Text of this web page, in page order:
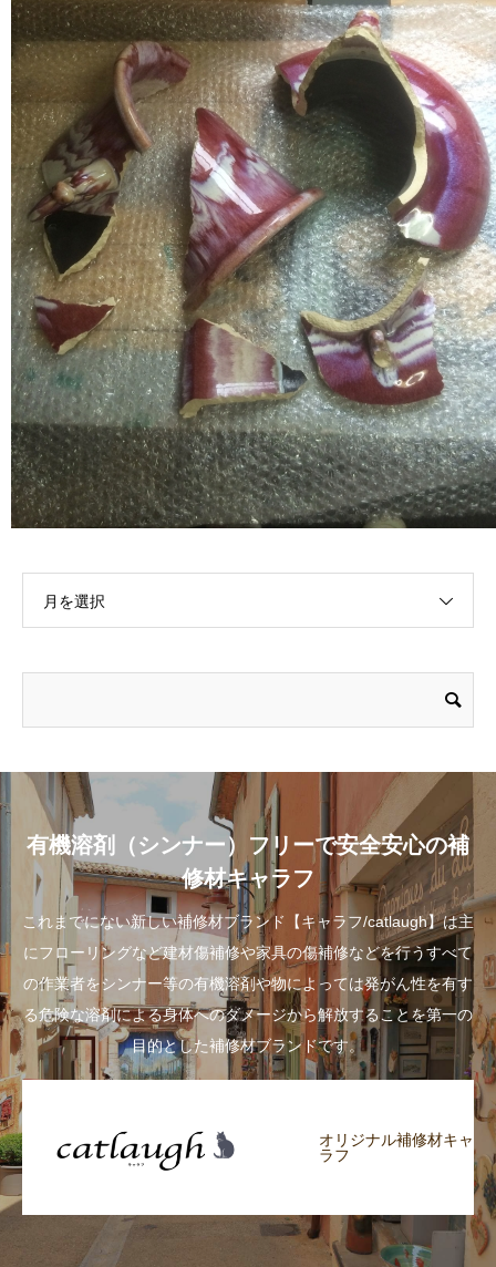
月を選択
有機溶剤（シンナー）フリーで安全安心の補
修材キャラフ
これまでにない新しい補修材ブランド【キャラフ/catlaugh】は主
にフローリングなど建材傷補修や家具の傷補修などを行うすべて
の作業者をシンナー等の有機溶剤や物によっては発がん性を有す
る危険な溶剤による身体へのダメージから解放することを第一の
目的とした補修材ブランドです。
オリジナル補修材キャ
ラフ